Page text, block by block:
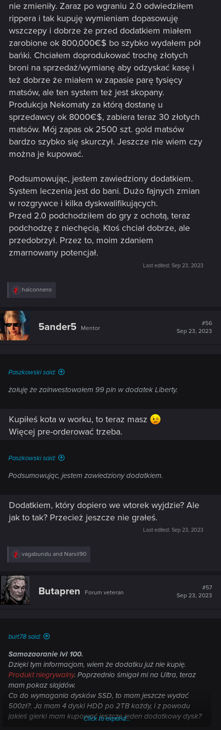
nie zmieniły. Zaraz po wgraniu 2.0 odwiedziłem
rippera i tak kupuję wymieniam dopasowuję
wszczepy i dobrze że przed dodatkiem miałem
zarobione ok 800,000€$ bo szybko wydałem pół
bańki. Chciałem doprodukować trochę złotych
broni na sprzedaż/wymianę aby odzyskać kasę i
też dobrze że miałem w zapasie parę tysięcy
matsów, ale ten system też jest skopany.
Produkcja Nekomaty za którą dostanę u
sprzedawcy ok 8000€$, zabiera teraz 30 złotych
matsów. Mój zapas ok 2500 szt. gold matsów
bardzo szybko się skurczył. Jeszcze nie wiem czy
można je kupować.
Podsumowując, jestem zawiedziony dodatkiem.
System leczenia jest do bani. Dużo fajnych zmian
w rozgrywce i kilka dyskwalifikujących.
Przed 2.0 podchodziłem do gry z ochotą, teraz
podchodzę z niechęcią. Ktoś chciał dobrze, ale
przedobrzył. Przez to, moim zdaniem
zmarnowany potencjał.
Last edited: Sep 23, 2023
R
c
t
i
o
halconnero
5ander5 Mentor
#56
Sep 23, 2023
Paszkowski said:
żałuję że zainwestowałem 99 pln w dodatek Liberty.
Kupiłeś kota w worku, to teraz masz
Więcej pre-orderować trzeba.
Paszkowski said:
Podsumowując, jestem zawiedziony dodatkiem.
Dodatkiem, który dopiero we wtorek wyjdzie? Ale
jak to tak? Przecież jeszcze nie grałeś.
Last edited: Sep 23, 2023
R
c
t
i
o
vagabundu and Narsil90
Butapren Forum veteran
#57
Sep 23, 2023
burt78 said:
Samozaoranie lvl 100.
Dzięki tym informacjom, wiem że dodatku już nie kupię.
Produkt niegrywalny. Poprzednio śmigał mi na Ultra, teraz
mam pokaz slajdów.
Co do wymagania dysków SSD, to mam jeszcze wydać
500zł?. Ja mam 4 dyski HDD po 2TB każdy, i z powodu
jakieś gierki mam kupować jeszcze jeden dodatkowy dysk?
Click to expand...